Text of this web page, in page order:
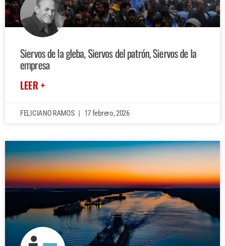
Siervos de la gleba, Siervos del patrón, Siervos de la
empresa
LEER +
FELICIANO RAMOS 17 febrero, 2026